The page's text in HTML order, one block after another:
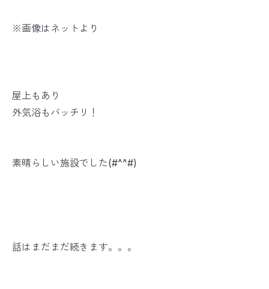
※画像はネットより
屋上もあり
外気浴もバッチリ！
素晴らしい施設でした(#^^#)
話はまだまだ続きます。。。